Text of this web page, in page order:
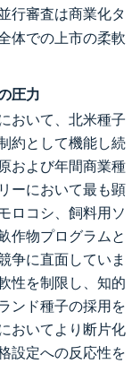
行審査は商業化タ
体での上市の柔軟
圧力
おいて、北米種子
約として機能し続
および年間商業種
ーにおいて最も顕
ロコシ、飼料用ソ
作物プログラムと
争に直面していま
性を制限し、知的
ンド種子の採用を
おいてより断片化
設定への反応性を